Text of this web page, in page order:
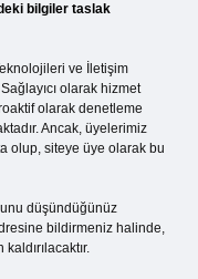
bilgiler taslak
ve İletişim
olarak hizmet
olarak denetleme
Ancak, üyelerimiz
olup, siteye üye olarak bu
düşündüğünüz
bildirmeniz halinde,